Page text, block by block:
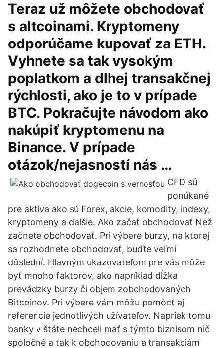
Teraz už môžete obchodovať
s altcoinami. Kryptomeny
odporúčame kupovať za ETH.
Vyhnete sa tak vysokým
poplatkom a dlhej transakčnej
rýchlosti, ako je to v prípade
BTC. Pokračujte návodom ako
nakúpiť kryptomenu na
Binance. V prípade
otázok/nejasností nás …
CFD sú
ponúkané
pre aktíva ako sú Forex, akcie, komodity, indexy,
kryptomeny a ďalšie. Ako začať obchodovať Než
začnete obchodovať. Pri výbere burzy, na ktorej
sa rozhodnete obchodovať, buďte veľmi
dôslední. Hlavným ukazovateľom pre vás môže
byť mnoho faktorov, ako napríklad dĺžka
prevádzky burzy či objem zobchodovaných
Bitcoinov. Pri výbere vám môžu pomôcť aj
referencie jednotlivých užívateľov. Napriek tomu
banky v štáte nechceli mať s týmto biznisom nič
spoločné a tak k obchodovaniu a transakciám